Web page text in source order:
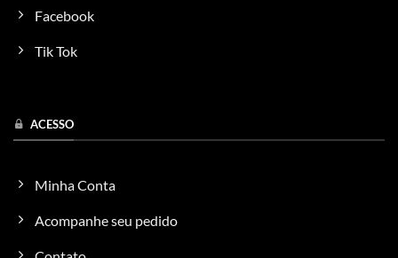
Facebook
Tik Tok
ACESSO
Minha Conta
Acompanhe seu pedido